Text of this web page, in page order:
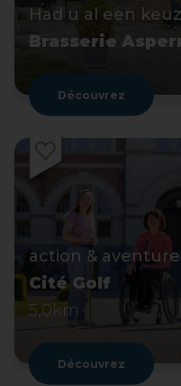
Had u al een
Brasserie
Découvrez
action & aventure
Cité Golf
5,0km
Découvrez